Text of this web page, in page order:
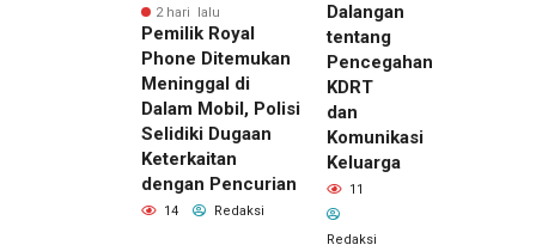
2 hari lalu
Pemilik Royal
Phone Ditemukan
Meninggal di
Dalam Mobil, Polisi
Selidiki Dugaan
Keterkaitan
dengan Pencurian
14 Redaksi
Dalangan
tentang
Pencegahan
KDRT
dan
Komunikasi
Keluarga
11
Redaksi